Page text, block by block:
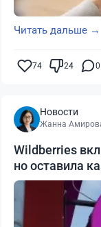
Читать дальше →
74 24 0
Новости
Жанна
Wildberries
но оставила